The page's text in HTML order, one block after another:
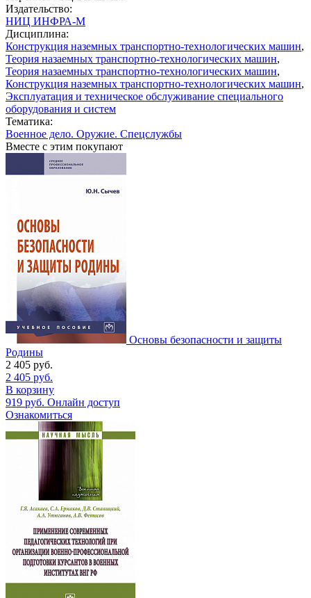
Издательство:
НИЦ ИНФРА-М
Дисциплина:
Конструкция наземных транспортно-технологических машин,
Теория назаемных транспортно-технологических машин,
Теория назаемных транспортно-технологических машин,
Конструкция наземных транспортно-технологических машин,
Эксплуатация и техническое обслуживание специального
оборудования и систем
Тематика:
Военное дело. Оружие. Спецслужбы
Вместе с этим покупают
Основы безопасности и защиты
Родины
2 405 руб.
2 405 руб.
В корзину
919 руб. Онлайн доступ
Ознакомиться